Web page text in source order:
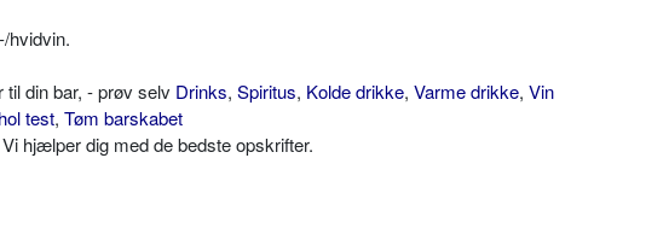
hvidvin.
din bar, - prøv selv Drinks, Spiritus, Kolde drikke, Varme drikke, Vin
test, Tøm barskabet
hjælper dig med de bedste opskrifter.